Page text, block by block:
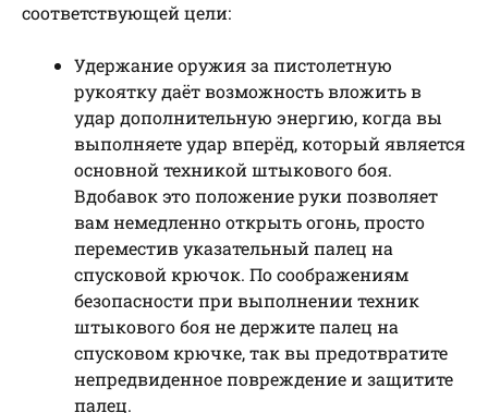
соответствующей цели:
Удержание оружия за пистолетную
рукоятку даёт возможность вложить в
удар дополнительную энергию, когда вы
выполняете удар вперёд, который является
основной техникой штыкового боя.
Вдобавок это положение руки позволяет
вам немедленно открыть огонь, просто
переместив указательный палец на
спусковой крючок. По соображениям
безопасности при выполнении техник
штыкового боя не держите палец на
спусковом крючке, так вы предотвратите
непредвиденное повреждение и защитите
палец.